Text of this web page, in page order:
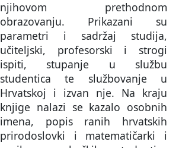
njihovom prethodnom
obrazovanju. Prikazani su
parametri i sadržaj studija,
učiteljski, profesorski i strogi
ispiti, stupanje u službu
studentica te službovanje u
Hrvatskoj i izvan nje. Na kraju
knjige nalazi se kazalo osobnih
imena, popis ranih hrvatskih
prirodoslovki i matematičarki i